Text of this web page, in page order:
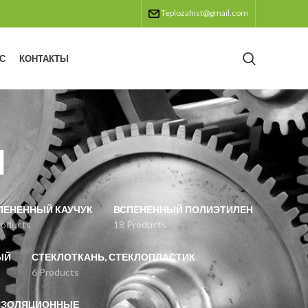
Teplozahist@gmail.com
КОНТАКТЫ
КАУЧУК
ВСПЕНЕННЫЙ ПОЛИЭТИЛЕН
18 Products
СТЕКЛОТКАНЬ, СТЕКЛОПЛАСТИК
6 Products